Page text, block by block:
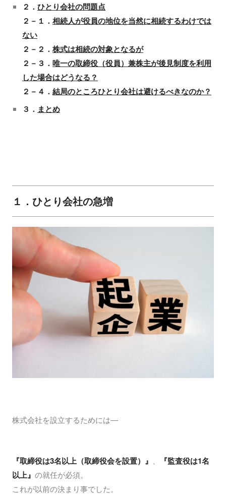
２． ひとり会社の問題点
２－１． 相続人が役員の地位を当然に相続するわけでは
ない
２－２． 株式は相続の対象となるが
２－３． 唯一の取締役（役員）兼株主が後見制度を利用
した場合はどうなる？
２－４． 結局のところひとり会社は避けるべきなのか？
３． まとめ
１．ひとり会社の急増
株式会社を設立するためには―
『取締役は3名以上（取締役会を設置）』 、
『監査役は1名
以上』 の就任が必須。
これが以前の決まり事でした。